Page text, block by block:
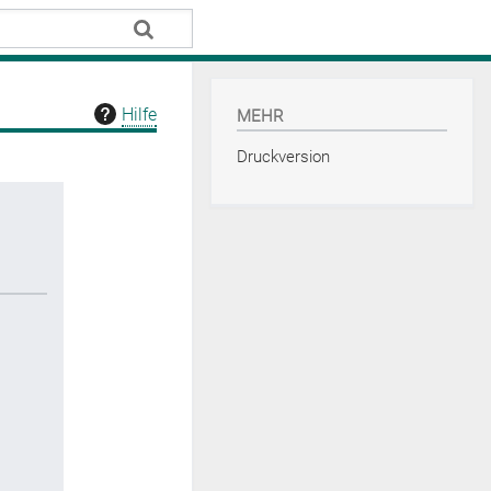
Hilfe MEHR
Druckversion